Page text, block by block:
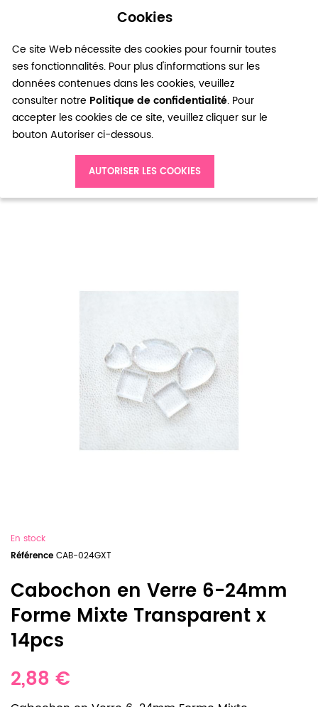
Cookies
Ce site Web nécessite des cookies pour fournir toutes
ses fonctionnalités. Pour plus d'informations sur les
données contenues dans les cookies, veuillez
consulter notre Politique de confidentialité. Pour
accepter les cookies de ce site, veuillez cliquer sur le
bouton Autoriser ci-dessous.
AUTORISER LES COOKIES
0
Cabochon en Verre 6-24mm Forme Mixte Transparent x 14pcs
En stock
Référence CAB-024GXT
Cabochon en Verre 6-24mm
Forme Mixte Transparent x
14pcs
2,88 €